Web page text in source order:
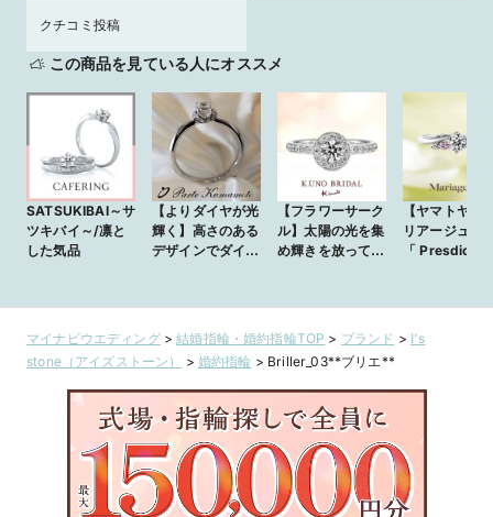
クチコミ投稿
この商品を見ている人にオススメ
SATSUKIBAI～サ
ツキバイ～/凛と
した気品
【よりダイヤが光
輝く】高さのある
デザインでダイヤ
ン☆
【フラワーサーク
ル】太陽の光を集
め輝きを放って美
【ヤマトヤ】
リアージュエ
「 Presdici
レンジ
マイナビウエディング>結婚指輪・婚約指輪TOP > ブランド > I's
stone（アイズストーン）
> 婚約指輪 > Briller_03**ブリエ**